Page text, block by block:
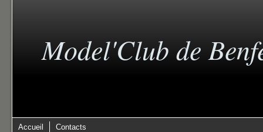
Model'Club de
Accueil Contacts